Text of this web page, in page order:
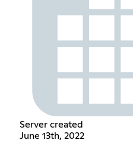
Server created
June 13th, 2022